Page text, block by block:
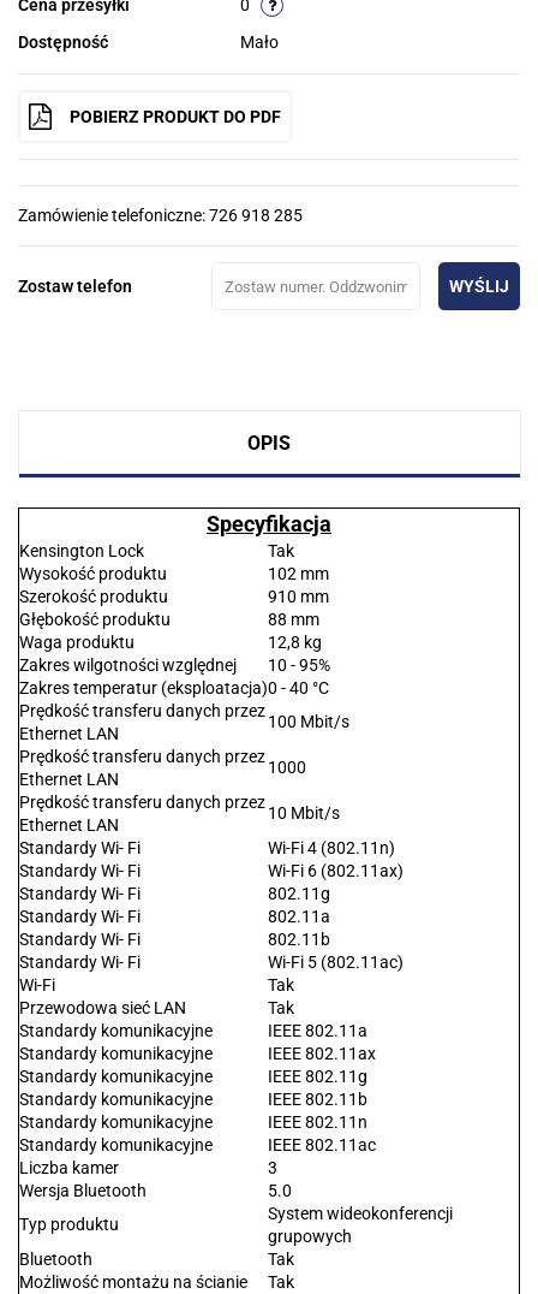
Cena przesyłki
0
Dostępność
Mało
POBIERZ PRODUKT DO PDF
Zamówienie telefoniczne: 726 918 285
Zostaw telefon WYŚLIJ
OPIS
Specyfikacja
Kensington Lock
Tak
Wysokość produktu
102 mm
Szerokość produktu
910 mm
Głębokość produktu
88 mm
Waga produktu
12,8 kg
Zakres wilgotności względnej
10 - 95%
Zakres temperatur (eksploatacja)0 - 40 °C
Prędkość transferu danych przez
Ethernet LAN
100 Mbit/s
Prędkość transferu danych przez
Ethernet LAN
1000
Prędkość transferu danych przez
Ethernet LAN
10 Mbit/s
Standardy Wi- Fi
Wi-Fi 4 (802.11n)
Standardy Wi- Fi
Wi-Fi 6 (802.11ax)
Standardy Wi- Fi
802.11g
Standardy Wi- Fi
802.11a
Standardy Wi- Fi
802.11b
Standardy Wi- Fi
Wi-Fi 5 (802.11ac)
Wi-Fi
Tak
Przewodowa sieć LAN
Tak
Standardy komunikacyjne
IEEE 802.11a
Standardy komunikacyjne
IEEE 802.11ax
Standardy komunikacyjne
IEEE 802.11g
Standardy komunikacyjne
IEEE 802.11b
Standardy komunikacyjne
IEEE 802.11n
Standardy komunikacyjne
IEEE 802.11ac
Liczba kamer
3
Wersja Bluetooth
5.0
Typ produktu
System wideokonferencji
grupowych
Bluetooth
Tak
Możliwość montażu na ścianie
Tak